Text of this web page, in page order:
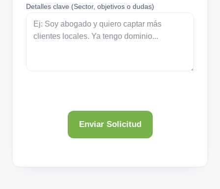
Detalles clave (Sector, objetivos o dudas)